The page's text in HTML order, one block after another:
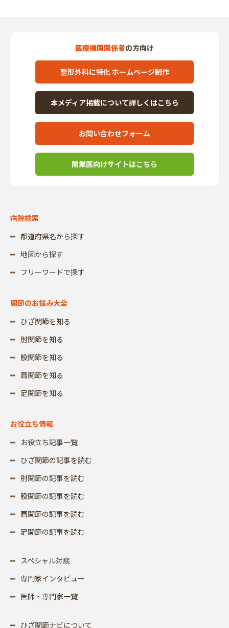
医療機関関係者の方向け
整形外科に特化 ホームページ制作
本メディア掲載について詳しくはこちら
お問い合わせフォーム
開業医向けサイトはこちら
病院検索
都道府県名から探す
地図から探す
フリーワードで探す
関節のお悩み大全
ひざ関節を知る
肘関節を知る
股関節を知る
肩関節を知る
足関節を知る
お役立ち情報
お役立ち記事一覧
ひざ関節の記事を読む
肘関節の記事を読む
股関節の記事を読む
肩関節の記事を読む
足関節の記事を読む
スペシャル対談
専門家インタビュー
医師・専門家一覧
ひざ関節ナビについて